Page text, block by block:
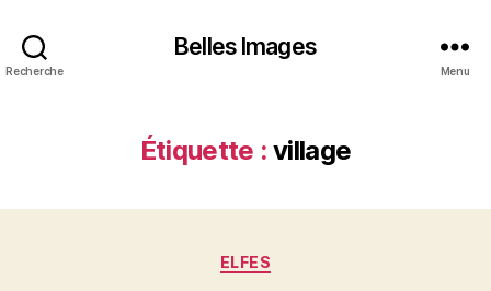
Recherche
Belles Images
Menu
Étiquette : village
Catégories
ELFES